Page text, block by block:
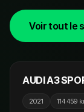
Voir tout le
AUDI A3
2021 114 459